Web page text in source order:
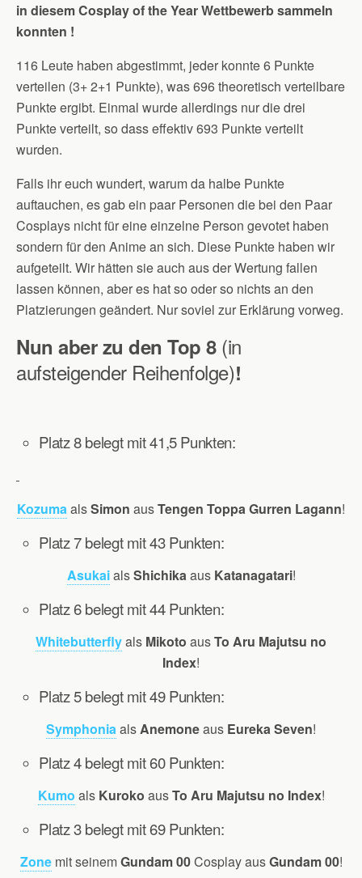
in diesem Cosplay of the Year Wettbewerbsammeln
konnten !
116 Leute haben abgestimmt, jeder konnte 6 Punkte
verteilen (3+ 2+1 Punkte), was 696 theoretisch verteilbare
Punkte ergibt. Einmal wurde allerdings nur die drei
Punkte verteilt, so dass effektiv 693 Punkte verteilt
wurden.
Falls ihr euch wundert, warum da halbe Punkte
auftauchen, es gab ein paar Personen die bei den Paar
Cosplays nicht für eine einzelne Person gevotet haben
sondern für den Anime an sich. Diese Punkte haben wir
aufgeteilt. Wir hätten sie auch aus der Wertung fallen
lassen können, aber es hat so oder so nichts an den
Platzierungen geändert. Nur soviel zur Erklärung vorweg.
Nun aber zu den Top 8 (in
aufsteigender Reihenfolge)!
Platz 8 belegt mit 41,5 Punkten:
KozumaalsSimon ausTengen Toppa Gurren Lagann!
Platz 7 belegt mit 43 Punkten:
AsukaialsShichikaaus Katanagatari!
Platz 6 belegt mit 44 Punkten:
Whitebutterflyals Mikoto ausTo Aru Majutsu no
Index!
Platz 5 belegt mit 49 Punkten:
SymphoniaalsAnemoneaus Eureka Seven!
Platz 4 belegt mit 60 Punkten:
Kumo als Kuroko ausTo Aru Majutsu no Index!
Platz 3 belegt mit 69 Punkten:
Zonemit seinemGundam 00Cosplay ausGundam 00!